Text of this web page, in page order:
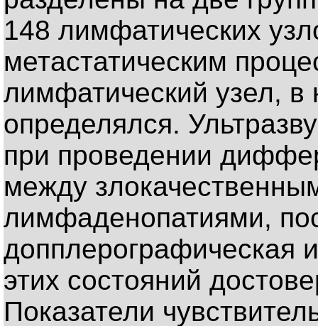
148 лимфатических
метастатическим
лимфатический узел, в
определялся.
при проведении
между
лимфаденопатиями,
допплерографическая
этих состояний
Показатели